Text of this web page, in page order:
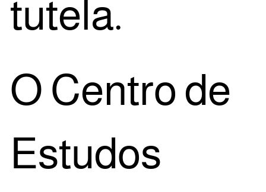
tutela.
O Cen­tro de
Estu­dos